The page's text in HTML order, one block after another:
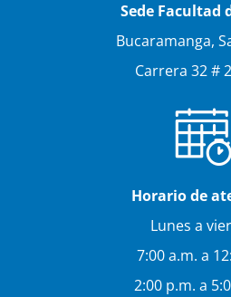
Sede Facultad
Bucaramanga,
Carrera 32 #
Horario de
Lunes a
7:00 a.m. a
2:00 p.m. a